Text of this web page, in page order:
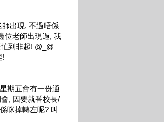
出現, 不過唔係
位老師出現過, 我
到非起! @_@
!
期五會有一份通
, 因要就番校長/
咪掉轉左呢? 叫